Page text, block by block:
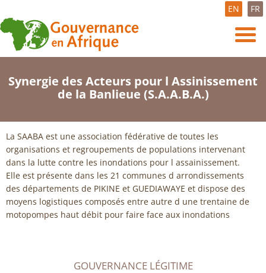
EN FR
Synergie des Acteurs pour l Assinissement
de la Banlieue (S.A.A.B.A.)
La SAABA est une association fédérative de toutes les
organisations et regroupements de populations intervenant
dans la lutte contre les inondations pour l assainissement.
Elle est présente dans les 21 communes d arrondissements
des départements de PIKINE et GUEDIAWAYE et dispose des
moyens logistiques composés entre autre d une trentaine de
motopompes haut débit pour faire face aux inondations
GOUVERNANCE LÉGITIME